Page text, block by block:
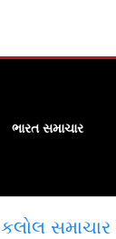
ભારત સમાચાર
કલોલ સમાચાર